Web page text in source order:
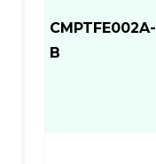
CMPTFE002A-
B